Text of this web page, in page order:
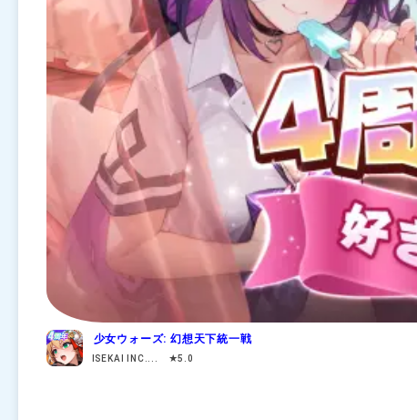
少女ウォーズ: 幻想天下統一戦
ISEKAI INC.... ★5.0